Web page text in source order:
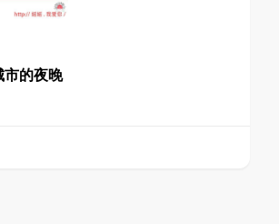
市的夜晚